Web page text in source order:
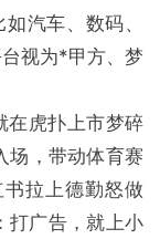
汽车、数码、
视为*甲方、梦
在虎扑上市梦碎
场，带动体育赛
拉上德勤怒做
打广告，就上小